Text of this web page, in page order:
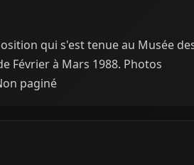
qui s'est tenue au Musée
Février à Mars 1988. Photos
paginé